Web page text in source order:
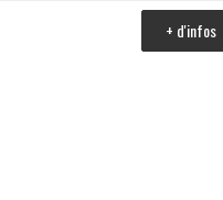
+ d'infos